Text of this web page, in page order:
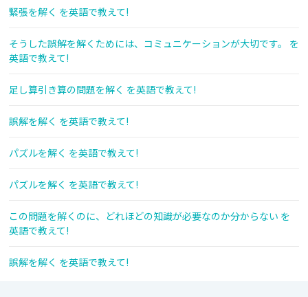
緊張を解く を英語で教えて!
そうした誤解を解くためには、コミュニケーションが大切です。 を
英語で教えて!
足し算引き算の問題を解く を英語で教えて!
誤解を解く を英語で教えて!
パズルを解く を英語で教えて!
パズルを解く を英語で教えて!
この問題を解くのに、どれほどの知識が必要なのか分からない を
英語で教えて!
誤解を解く を英語で教えて!